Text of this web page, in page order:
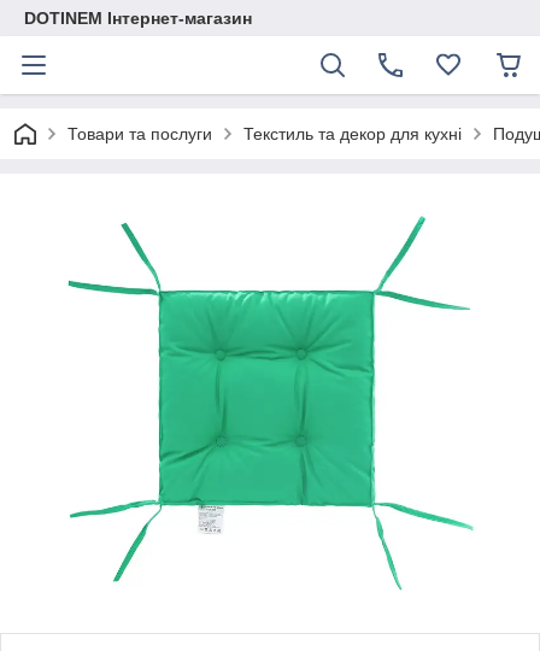
DOTINEM Інтернет-магазин
Товари та послуги Текстиль та декор для кухні